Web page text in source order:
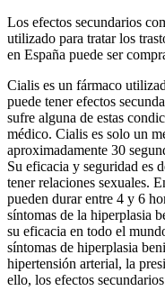
Los efectos secundarios
utilizado para tratar los
en España puede ser
Cialis es un fármaco
puede tener efectos
sufre alguna de estas
médico. Cialis es solo un
aproximadamente 30
Su eficacia y seguridad es
tener relaciones sexuales.
pueden durar entre 4 y 6
síntomas de la hiperplasia
su eficacia en todo el
síntomas de hiperplasia
hipertensión arterial, la
ello, los efectos